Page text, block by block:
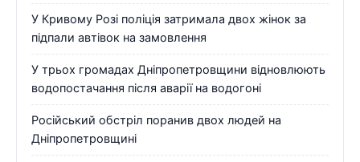
У Кривому Розі поліція затримала двох жінок за
підпали автівок на замовлення
У трьох громадах Дніпропетровщини відновлюють
водопостачання після аварії на водогоні
Російський обстріл поранив двох людей на
Дніпропетровщині